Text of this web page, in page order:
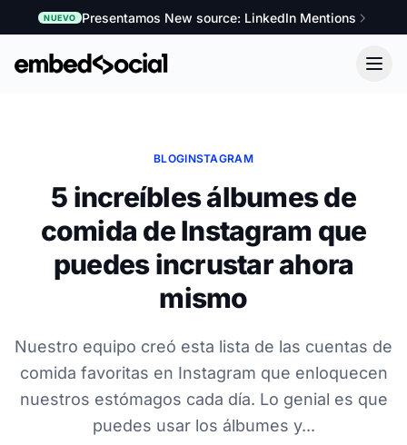
NUEVO Presentamos New source: LinkedIn Mentions
BLOGINSTAGRAM
5 increíbles álbumes de
comida de Instagram que
puedes incrustar ahora
mismo
Nuestro equipo creó esta lista de las cuentas de
comida favoritas en Instagram que enloquecen
nuestros estómagos cada día. Lo genial es que
puedes usar los álbumes y...